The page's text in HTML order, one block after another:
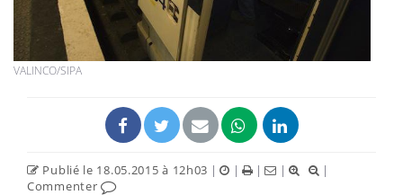
VALINCO/SIPA
Publié le 18.05.2015 à 12h03 | | | |
|
Commenter